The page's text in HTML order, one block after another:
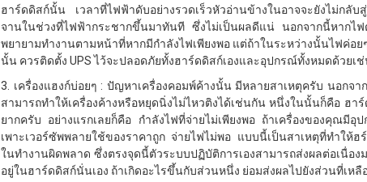
ฮาร์ดดิสก์นั้น เวลาที่ไฟฟ้าดับอย่างรวดเร็วหัวอ่านข้างในอาจจะยังไม่กลั
จานในช่วงที่ไฟฟ้ากระชากขึ้นมาทันที ซึ่งไม่เป็นผลดีแน่ นอกจากนี้หากไ
พยายามทำงานตามหน้าที่หากมีกำลังไฟเพียงพอ แต่ถ้าในระหว่างนั้นไฟค่อ
นั้น ควรติดตั้ง UPS ไว้จะปลอดภัยทั้งฮาร์ดดิสก์เองและอุปกรณ์ทั้งหมดด้วยเ
3. เครื่องแฮงก์บ่อยๆ : ปัญหาเครื่องคอมพ์ค้างนั้น มีหลายสาเหตุครับ นอก
สามารถทำให้เครื่องค้างหรือหยุดนิ่งไม่ไหวติงได้เช่นกัน หนึ่งในนั้นก็คือ ฮา
ยากครับ อย่างแรกเลยก็คือ กำลังไฟที่จ่ายไม่เพียงพอ ถ้าเครื่องของคุณ
เพาะเวอร์ซัพพลายใช้ของราคาถูก จ่ายไฟไม่พอ แบบนี้เป็นสาเหตุที่ทำให้
ในทำงานผิดพลาด ซึ่งตรงจุดนี้ตัวระบบปฏิบัติการเองสามารถส่งผลต่อเนื่อง
อยู่ในฮาร์ดดิสก์นั่นเอง ถ้าเกิดอะไรขึ้นกับส่วนหนึ่ง ย่อมส่งผลไปยังส่วนที่เหลื